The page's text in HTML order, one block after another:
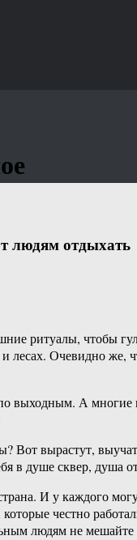
людям отдыхать
ритуалы, чтобы
лесах. Очевидно
выходным. А
Вот вырастут,
в душе сквер, душа
И у каждого
честно
людям не